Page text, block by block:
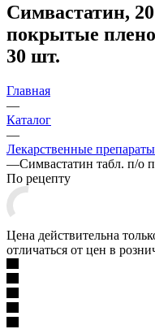
Симвастатин,
покрытые
30 шт.
Главная
—
Каталог
—
Лекарственные препараты
—Симвастатин табл. п/о
По рецепту
Цена действительна
отличаться от цен в